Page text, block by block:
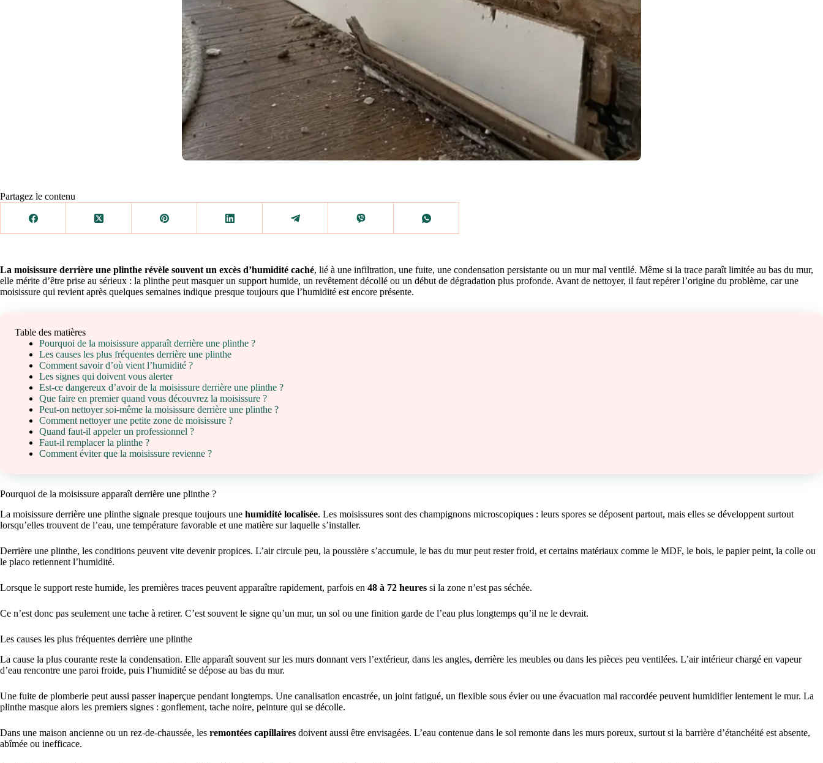
Partagez le contenu
La moisissure derrière une plinthe révèle souvent un excès d’humidité caché, lié à une infiltration, une fuite, une condensation persistante ou un mur mal ventilé. Même si la trace paraît limitée au bas du mur,
elle mérite d’être prise au sérieux : la plinthe peut masquer un support humide, un revêtement décollé ou un début de dégradation plus profonde. Avant de nettoyer, il faut repérer l’origine du problème, car une
moisissure qui revient après quelques semaines indique presque toujours que l’humidité est encore présente.
Table des matières
Pourquoi de la moisissure apparaît derrière une plinthe ?
Les causes les plus fréquentes derrière une plinthe
Comment savoir d’où vient l’humidité ?
Les signes qui doivent vous alerter
Est-ce dangereux d’avoir de la moisissure derrière une plinthe ?
Que faire en premier quand vous découvrez la moisissure ?
Peut-on nettoyer soi-même la moisissure derrière une plinthe ?
Comment nettoyer une petite zone de moisissure ?
Quand faut-il appeler un professionnel ?
Faut-il remplacer la plinthe ?
Comment éviter que la moisissure revienne ?
Pourquoi de la moisissure apparaît derrière une plinthe ?
La moisissure derrière une plinthe signale presque toujours une humidité localisée. Les moisissures sont des champignons microscopiques : leurs spores se déposent partout, mais elles se développent surtout
lorsqu’elles trouvent de l’eau, une température favorable et une matière sur laquelle s’installer.
Derrière une plinthe, les conditions peuvent vite devenir propices. L’air circule peu, la poussière s’accumule, le bas du mur peut rester froid, et certains matériaux comme le MDF, le bois, le papier peint, la colle ou
le placo retiennent l’humidité.
Lorsque le support reste humide, les premières traces peuvent apparaître rapidement, parfois en 48 à 72 heures si la zone n’est pas séchée.
Ce n’est donc pas seulement une tache à retirer. C’est souvent le signe qu’un mur, un sol ou une finition garde de l’eau plus longtemps qu’il ne le devrait.
Les causes les plus fréquentes derrière une plinthe
La cause la plus courante reste la condensation. Elle apparaît souvent sur les murs donnant vers l’extérieur, dans les angles, derrière les meubles ou dans les pièces peu ventilées. L’air intérieur chargé en vapeur
d’eau rencontre une paroi froide, puis l’humidité se dépose au bas du mur.
Une fuite de plomberie peut aussi passer inaperçue pendant longtemps. Une canalisation encastrée, un joint fatigué, un flexible sous évier ou une évacuation mal raccordée peuvent humidifier lentement le mur. La
plinthe masque alors les premiers signes : gonflement, tache noire, peinture qui se décolle.
Dans une maison ancienne ou un rez-de-chaussée, les remontées capillaires doivent aussi être envisagées. L’eau contenue dans le sol remonte dans les murs poreux, surtout si la barrière d’étanchéité est absente,
abîmée ou inefficace.